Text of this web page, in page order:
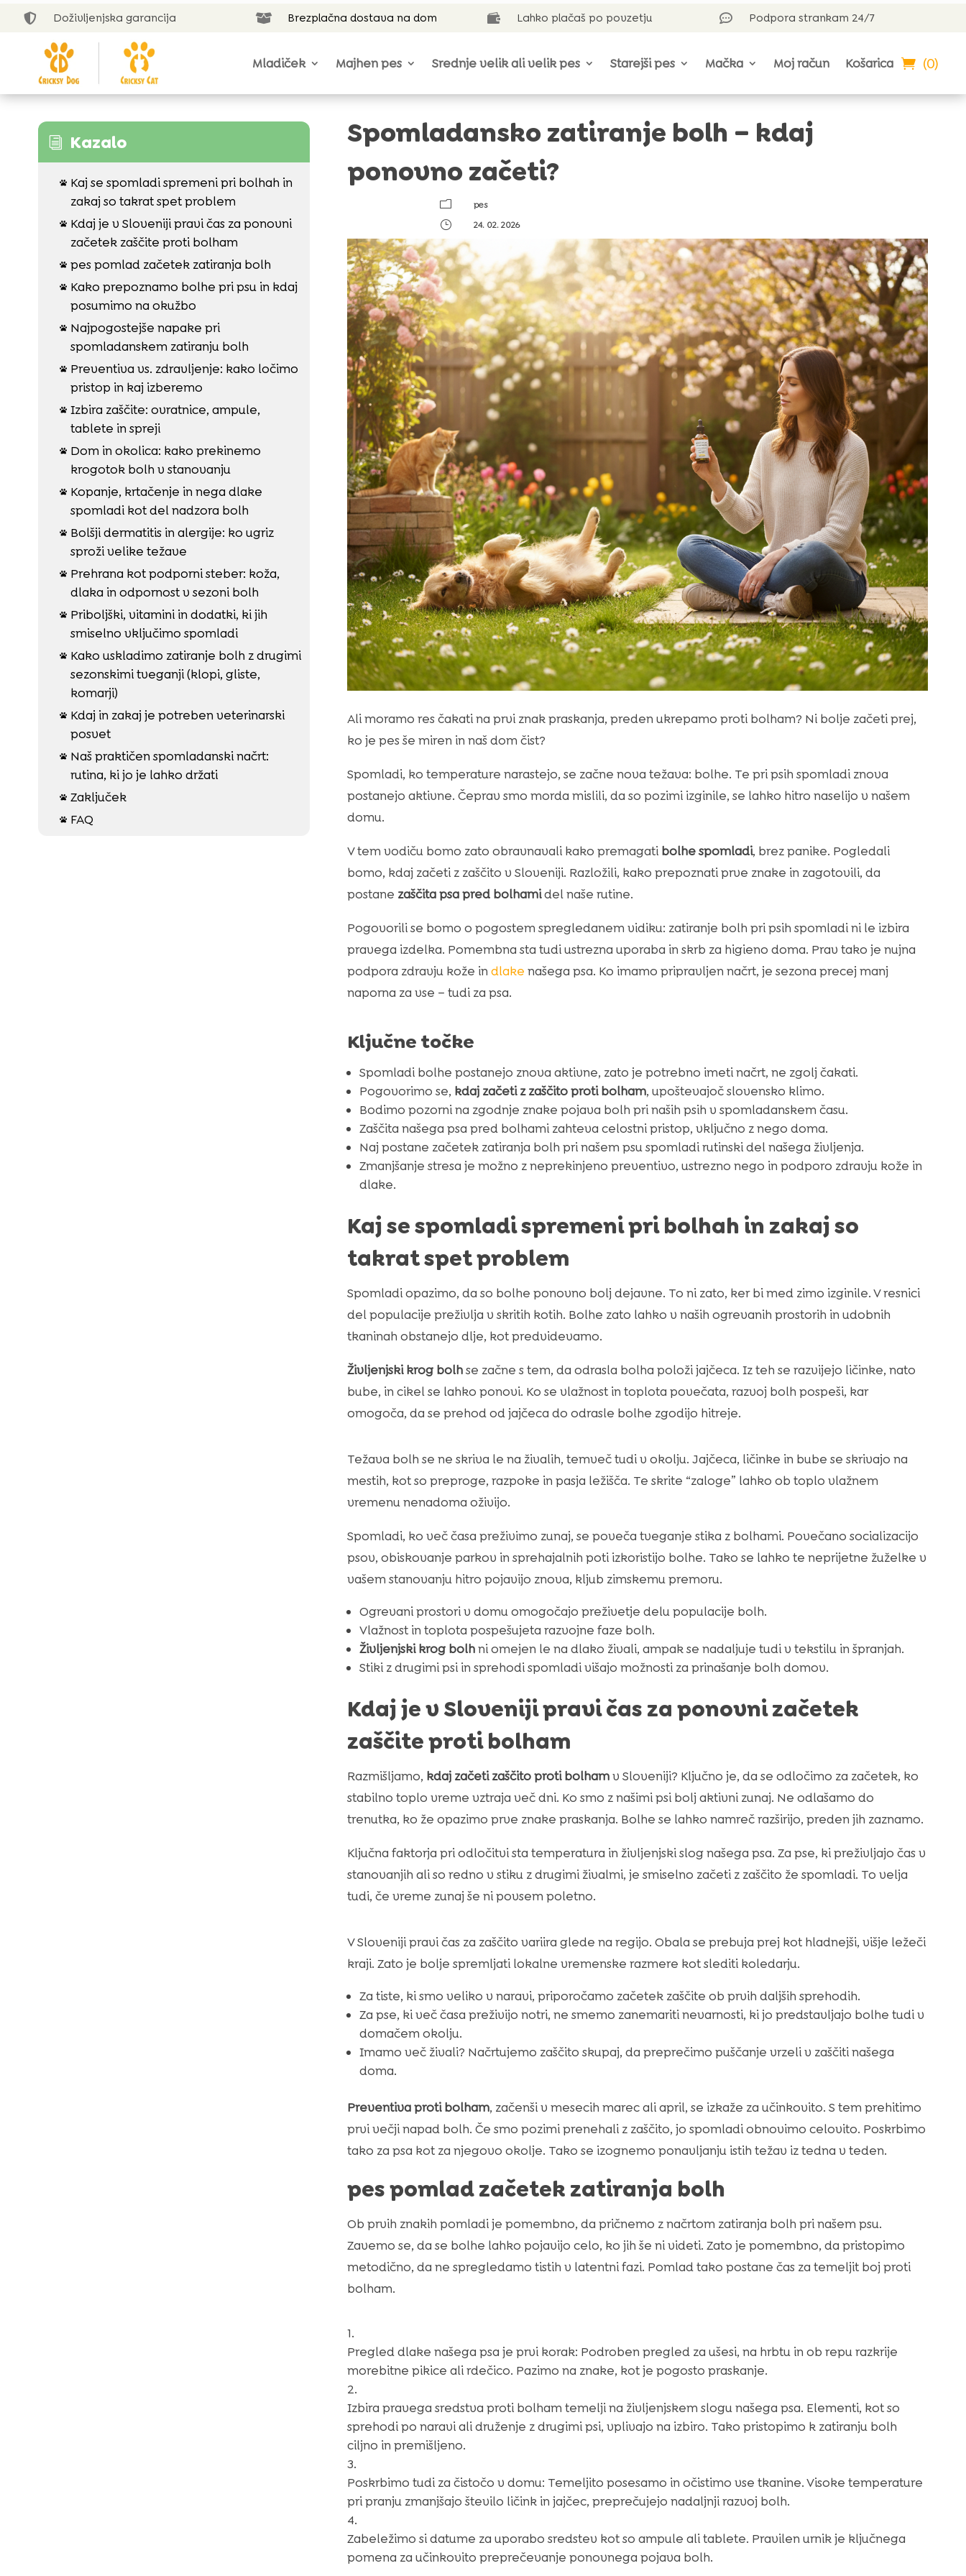
 Doživljenjska garancija  Brezplačna dostava na dom  Lahko plačaš po povzetju  Podpora strankam 24/7
Mladiček Majhen pes Srednje velik ali velik pes Starejši pes Mačka Moj račun Košarica (0)
i Kazalo

Kaj se spomladi spremeni pri bolhah in
zakaj so takrat spet problem

Kdaj je v Sloveniji pravi čas za ponovni
začetek zaščite proti bolham
 pes pomlad začetek zatiranja bolh

Kako prepoznamo bolhe pri psu in kdaj
posumimo na okužbo

Najpogostejše napake pri
spomladanskem zatiranju bolh

Preventiva vs. zdravljenje: kako ločimo
pristop in kaj izberemo
 Izbira zaščite: ovratnice, ampule,
tablete in spreji

Dom in okolica: kako prekinemo
krogotok bolh v stanovanju

Kopanje, krtačenje in nega dlake
spomladi kot del nadzora bolh

Bolšji dermatitis in alergije: ko ugriz
sproži velike težave

Prehrana kot podporni steber: koža,
dlaka in odpornost v sezoni bolh

Priboljški, vitamini in dodatki, ki jih
smiselno vključimo spomladi

Kako uskladimo zatiranje bolh z drugimi
sezonskimi tveganji (klopi, gliste,
komarji)

Kdaj in zakaj je potreben veterinarski
posvet

Naš praktičen spomladanski načrt:
rutina, ki jo je lahko držati
 Zaključek
 FAQ
Spomladansko zatiranje bolh – kdaj
ponovno začeti?
m
pes
}
24. 02. 2026
Ali moramo res čakati na prvi znak praskanja, preden ukrepamo proti bolham? Ni bolje začeti prej,
ko je pes še miren in naš dom čist?
Spomladi, ko temperature narastejo, se začne nova težava: bolhe. Te pri psih spomladi znova
postanejo aktivne. Čeprav smo morda mislili, da so pozimi izginile, se lahko hitro naselijo v našem
domu.
V tem vodiču bomo zato obravnavali kako premagati bolhe spomladi, brez panike. Pogledali
bomo, kdaj začeti z zaščito v Sloveniji. Razložili, kako prepoznati prve znake in zagotovili, da
postane zaščita psa pred bolhamidel naše rutine.
Pogovorili se bomo o pogostem spregledanem vidiku: zatiranje bolh pri psih spomladi ni le izbira
pravega izdelka. Pomembna sta tudi ustrezna uporaba in skrb za higieno doma. Prav tako je nujna
podpora zdravju kože in dlake našega psa. Ko imamo pripravljen načrt, je sezona precej manj
naporna za vse – tudi za psa.
Ključne točke
Spomladi bolhe postanejo znova aktivne, zato je potrebno imeti načrt, ne zgolj čakati.
Pogovorimo se, kdaj začeti z zaščito proti bolham, upoštevajoč slovensko klimo.
Bodimo pozorni na zgodnje znake pojava bolh pri naših psih v spomladanskem času.
Zaščita našega psa pred bolhami zahteva celostni pristop, vključno z nego doma.
Naj postane začetek zatiranja bolh pri našem psu spomladi rutinski del našega življenja.
Zmanjšanje stresa je možno z neprekinjeno preventivo, ustrezno nego in podporo zdravju kože in
dlake.
Kaj se spomladi spremeni pri bolhah in zakaj so
takrat spet problem
Spomladi opazimo, da so bolhe ponovno bolj dejavne. To ni zato, ker bi med zimo izginile. V resnici
del populacije preživlja v skritih kotih. Bolhe zato lahko v naših ogrevanih prostorih in udobnih
tkaninah obstanejo dlje, kot predvidevamo.
Življenjski krog bolhse začne s tem, da odrasla bolha položi jajčeca. Iz teh se razvijejo ličinke, nato
bube, in cikel se lahko ponovi. Ko se vlažnost in toplota povečata, razvoj bolh pospeši, kar
omogoča, da se prehod od jajčeca do odrasle bolhe zgodijo hitreje.
Težava bolh se ne skriva le na živalih, temveč tudi v okolju. Jajčeca, ličinke in bube se skrivajo na
mestih, kot so preproge, razpoke in pasja ležišča. Te skrite “zaloge” lahko ob toplo vlažnem
vremenu nenadoma oživijo.
Spomladi, ko več časa preživimo zunaj, se poveča tveganje stika z bolhami. Povečano socializacijo
psov, obiskovanje parkov in sprehajalnih poti izkoristijo bolhe. Tako se lahko te neprijetne žuželke v
vašem stanovanju hitro pojavijo znova, kljub zimskemu premoru.
Ogrevani prostori v domu omogočajo preživetje delu populacije bolh.
Vlažnost in toplota pospešujeta razvojne faze bolh.
Življenjski krog bolhni omejen le na dlako živali, ampak se nadaljuje tudi v tekstilu in špranjah.
Stiki z drugimi psi in sprehodi spomladi višajo možnosti za prinašanje bolh domov.
Kdaj je v Sloveniji pravi čas za ponovni začetek
zaščite proti bolham
Razmišljamo, kdaj začeti zaščito proti bolhamv Sloveniji? Ključno je, da se odločimo za začetek, ko
stabilno toplo vreme vztraja več dni. Ko smo z našimi psi bolj aktivni zunaj. Ne odlašamo do
trenutka, ko že opazimo prve znake praskanja. Bolhe se lahko namreč razširijo, preden jih zaznamo.
Ključna faktorja pri odločitvi sta temperatura in življenjski slog našega psa. Za pse, ki preživljajo čas v
stanovanjih ali so redno v stiku z drugimi živalmi, je smiselno začeti z zaščito že spomladi. To velja
tudi, če vreme zunaj še ni povsem poletno.
V Sloveniji pravi čas za zaščito variira glede na regijo. Obala se prebuja prej kot hladnejši, višje ležeči
kraji. Zato je bolje spremljati lokalne vremenske razmere kot slediti koledarju.
Za tiste, ki smo veliko v naravi, priporočamo začetek zaščite ob prvih daljših sprehodih.
Za pse, ki več časa preživijo notri, ne smemo zanemariti nevarnosti, ki jo predstavljajo bolhe tudi v
domačem okolju.
Imamo več živali? Načrtujemo zaščito skupaj, da preprečimo puščanje vrzeli v zaščiti našega
doma.
Preventiva proti bolham, začenši v mesecih marec ali april, se izkaže za učinkovito. S tem prehitimo
prvi večji napad bolh. Če smo pozimi prenehali z zaščito, jo spomladi obnovimo celovito. Poskrbimo
tako za psa kot za njegovo okolje. Tako se izognemo ponavljanju istih težav iz tedna v teden.
pes pomlad začetek zatiranja bolh
Ob prvih znakih pomladi je pomembno, da pričnemo z načrtom zatiranja bolh pri našem psu.
Zavemo se, da se bolhe lahko pojavijo celo, ko jih še ni videti. Zato je pomembno, da pristopimo
metodično, da ne spregledamo tistih v latentni fazi. Pomlad tako postane čas za temeljit boj proti
bolham.
Pregled dlake našega psa je prvi korak: Podroben pregled za ušesi, na hrbtu in ob repu razkrije
morebitne pikice ali rdečico. Pazimo na znake, kot je pogosto praskanje.
Izbira pravega sredstva proti bolham temelji na življenjskem slogu našega psa. Elementi, kot so
sprehodi po naravi ali druženje z drugimi psi, vplivajo na izbiro. Tako pristopimo k zatiranju bolh
ciljno in premišljeno.
Poskrbimo tudi za čistočo v domu: Temeljito posesamo in očistimo vse tkanine. Visoke temperature
pri pranju zmanjšajo število ličink in jajčec, preprečujejo nadaljnji razvoj bolh.
Zabeležimo si datume za uporabo sredstev kot so ampule ali tablete. Pravilen urnik je ključnega
pomena za učinkovito preprečevanje ponovnega pojava bolh.